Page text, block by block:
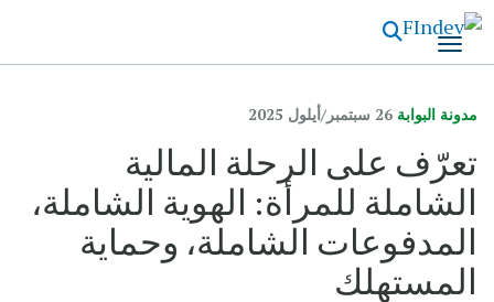
الرئيسي
مدونة البوابة 26 سبتمبر/أيلول 2025
تعرّف على الرحلة المالية
الشاملة للمرأة: الهوية الشاملة،
المدفوعات الشاملة، وحماية
المستهلك